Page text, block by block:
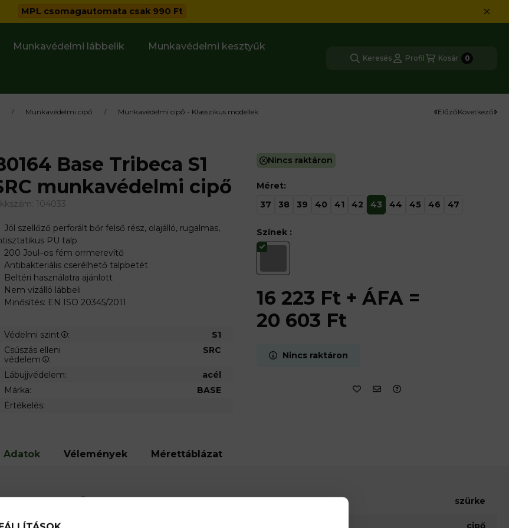
MPL csomagautomata csak 990 Ft
Munkavédelmi lábbelik Munkavédelmi kesztyűk
Keresés Profil Kosár Kosárban
0
Munkavédelmi cipő Munkavédelmi cipő - Klasszikus modellek ElőzőKövetkező
Base Tribeca S1
munkavédelmi cipő
104033
Jól szellőző perforált bőr felső rész, olajálló, rugalmas,
PU talp
200 Joul–os fém orrmerevítő
Antibakteriális cserélhető talpbetét
Beltéri használatra ajánlott
Nem vízálló lábbeli
Minősítés: EN ISO 20345/2011
Védelmi szint :
S1
Csúszás elleni
védelem
:
SRC
Lábujjvédelem:
acél
Márka:
BASE
Értékelés:
Nincs raktáron
Méret:
37
38 39 40 41 42 43 44 45 46 47
Színek :
16 223 Ft + ÁFA =
20 603 Ft
Nincs raktáron
Adatok Vélemények Mérettáblázat
szürke
cipő